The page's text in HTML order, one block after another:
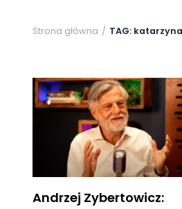
Strona główna TAG:
Andrzej Zybertowicz: